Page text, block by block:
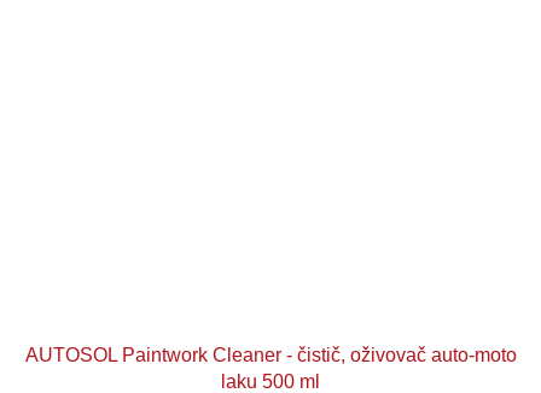
AUTOSOL Paintwork Cleaner - čistič, oživovač auto-moto
laku 500 ml